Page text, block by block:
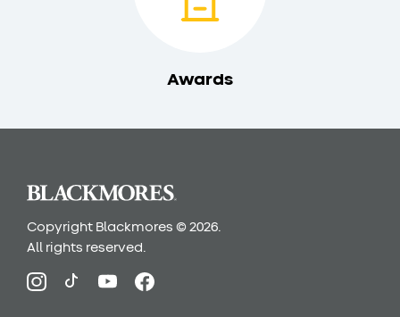
Awards
Copyright Blackmores © 2026.
All rights reserved.